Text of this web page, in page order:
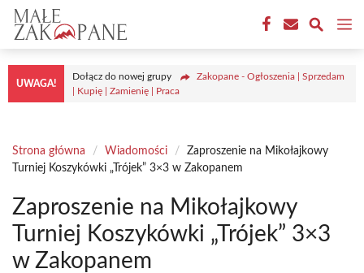
Przejdź
treści
UWAGA!
Dołącz do nowej grupy
Zakopane - Ogłoszenia | Sprzedam
| Kupię | Zamienię | Praca
Strona główna / Wiadomości /
Zaproszenie na Mikołajkowy
Turniej Koszykówki „Trójek” 3×3 w Zakopanem
Zaproszenie na Mikołajkowy
Turniej Koszykówki „Trójek” 3×3
w Zakopanem